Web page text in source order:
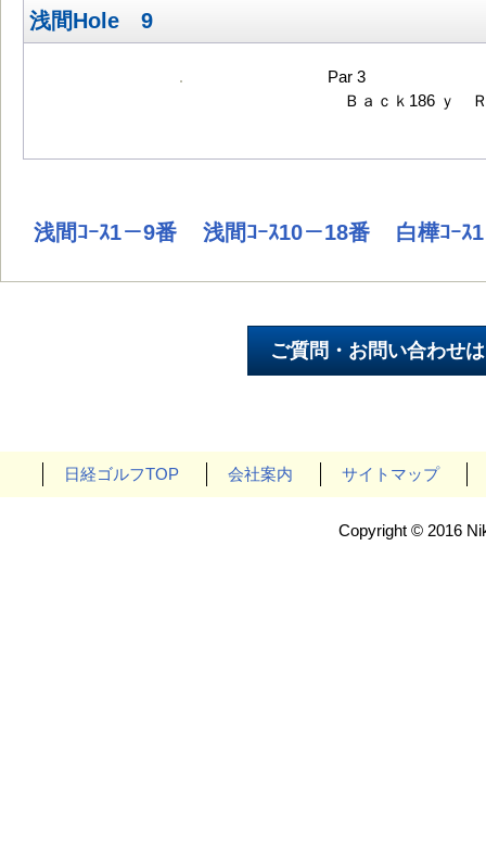
浅間Hole 9
Par 3
Ｂａｃｋ186 ｙ Ｒ
浅間ｺｰｽ1－9番 浅間ｺｰｽ10－18番 白樺ｺｰｽ
日経ゴルフTOP 会社案内 サイトマップ
Copyright © 2016